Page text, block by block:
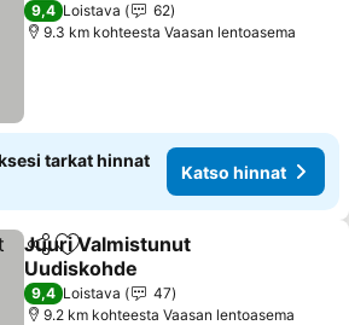
9,4 Loistava
62
9.3 km kohteesta Vaasan lentoasema
tarkat hinnat
Katso hinnat
Jaa Lisää suosikkeihin
Juuri Valmistunut
Uudiskohde
9,4 Loistava
47
9.2 km kohteesta Vaasan lentoasema